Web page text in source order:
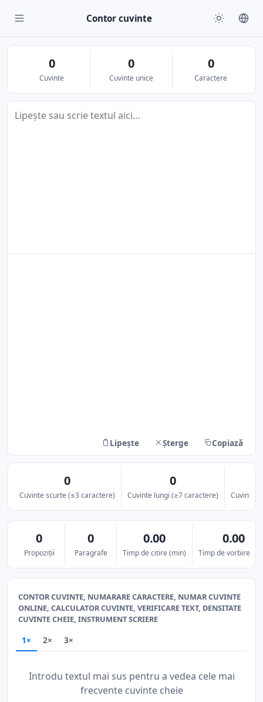
Contor cuvinte
0
Cuvinte
0
Cuvinte unice
0
Caractere
Lipește Șterge Copiază
0
Cuvinte scurte (≤3 caractere)
0
Cuvinte lungi (≥7 caractere) Cuvinte
0
Propoziții
0
Paragrafe
0.00
Timp de citire (min)
0.00
Timp de vorbire
CONTOR CUVINTE, NUMARARE CARACTERE, NUMAR CUVINTE
ONLINE, CALCULATOR CUVINTE, VERIFICARE TEXT, DENSITATE
CUVINTE CHEIE, INSTRUMENT SCRIERE
1× 2× 3×
Introdu textul mai sus pentru a vedea cele mai
frecvente cuvinte cheie